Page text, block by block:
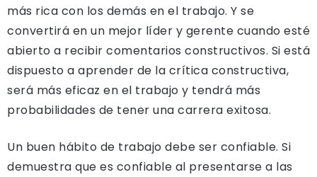
más rica con los demás en el trabajo. Y se
convertirá en un mejor líder y gerente cuando esté
abierto a recibir comentarios constructivos. Si está
dispuesto a aprender de la crítica constructiva,
será más eficaz en el trabajo y tendrá más
probabilidades de tener una carrera exitosa.
Un buen hábito de trabajo debe ser confiable. Si
demuestra que es confiable al presentarse a las